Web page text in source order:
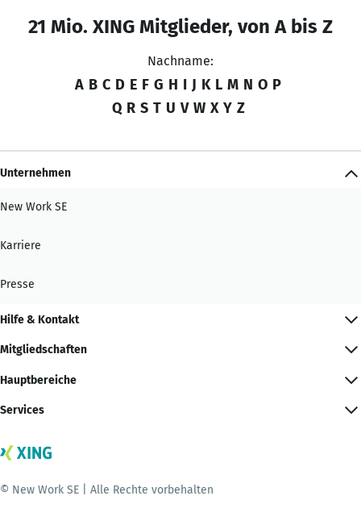
21 Mio. XING Mitglieder, von A bis Z
Nachname:
A B C D E F G H I J K L M N O P
Q R S T U V W X Y Z
Unternehmen
New Work SE
Karriere
Presse
Hilfe & Kontakt
Mitgliedschaften
Hauptbereiche
Services
© New Work SE | Alle Rechte vorbehalten